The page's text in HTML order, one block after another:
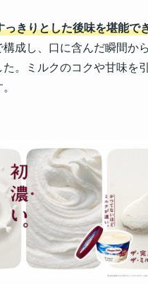
きりとした後味を堪能で
成し、口に含んだ瞬間か
。ミルクのコクや甘味を